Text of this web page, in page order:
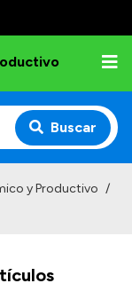
Buscar
y Productivo /